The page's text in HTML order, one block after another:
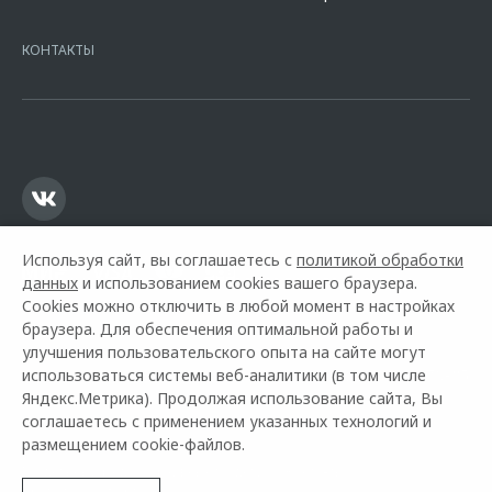
16.01.2015. Предложение ограничено и не является публичной
КОНТАКТЫ
Горячая линия OMODA: +7 (818) 245-70-85
© 2026 Автомир Архангельск
Используя сайт, вы соглашаетесь с политикой обработки
данных и использованием cookies вашего браузера.
Cookies можно отключить в любой момент в настройках
браузера. Для обеспечения оптимальной работы и
улучшения пользовательского опыта на сайте могут
использоваться системы веб-аналитики (в том числе
Яндекс.Метрика). Продолжая использование сайта, Вы
соглашаетесь с применением указанных технологий и
размещением cookie-файлов.